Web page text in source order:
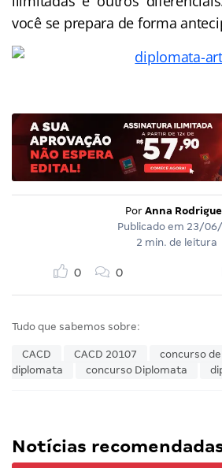
você se prepara de forma
Por Anna
Publicado em 23/
2 min. de leitura
0 0
Tudo que sabemos sobre:
CACD CACD 20107
concurso
diplomata
concurso Diplomata
Notícias